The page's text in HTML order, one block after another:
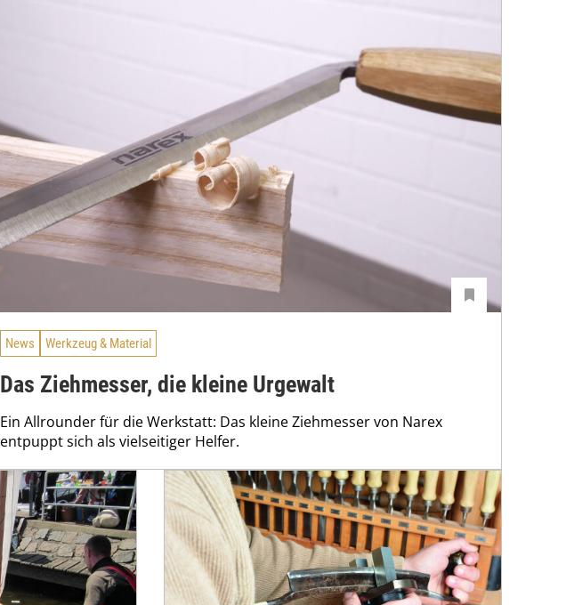
News Werkzeug & Material
Das Ziehmesser, die kleine Urgewalt
Ein Allrounder für die Werkstatt: Das kleine Ziehmesser von Narex
entpuppt sich als vielseitiger Helfer.